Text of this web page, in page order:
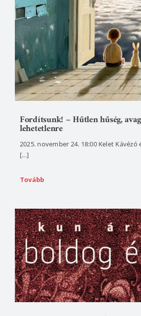
Fordítsunk! – Hűtlen hűség,
lehetetlenre
2025. november 24. 18:00 Kelet Kávézó
[...]
Tovább